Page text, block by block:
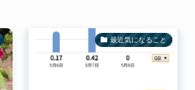
最近気になること